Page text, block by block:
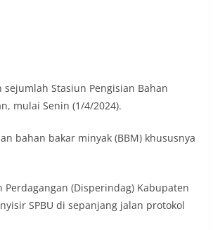
Stasiun Pengisian Bahan
mulai Senin (1/4/2024).
bahan bakar minyak (BBM) khususnya
(Disperindag) Kabupaten
SPBU di sepanjang jalan protokol